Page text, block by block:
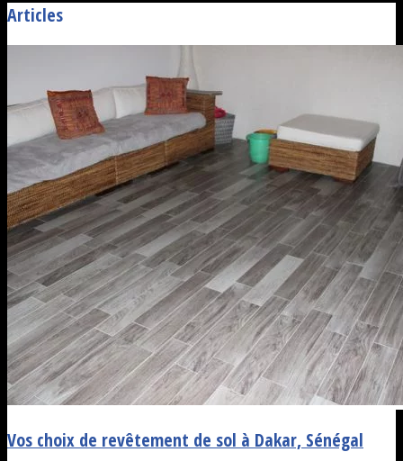
Articles
Vos choix de revêtement de sol à Dakar, Sénégal